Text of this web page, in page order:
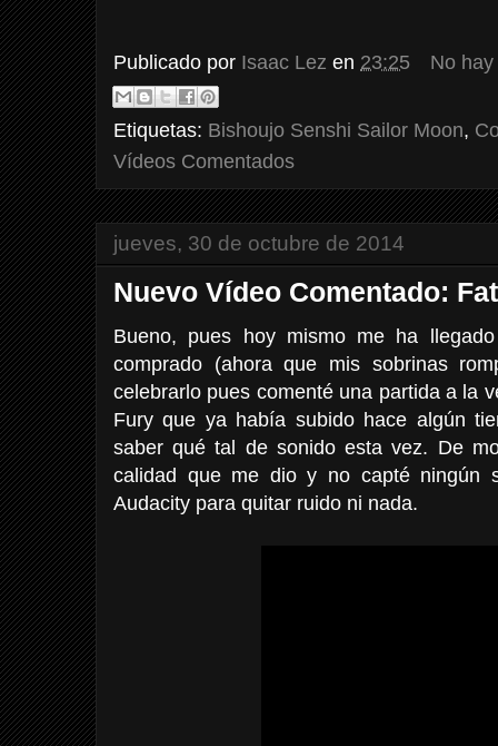
Publicado por Isaac Lez en 23:25 No
Etiquetas: Bishoujo Senshi Sailor Moon,
Vídeos Comentados
jueves, 30 de octubre de 2014
Nuevo Vídeo Comentado:
Bueno, pues hoy mismo me ha
comprado (ahora que mis sobrinas
celebrarlo pues comenté una partida a la
Fury que ya había subido hace algún
saber qué tal de sonido esta vez. De
calidad que me dio y no capté ningún
Audacity para quitar ruido ni nada.